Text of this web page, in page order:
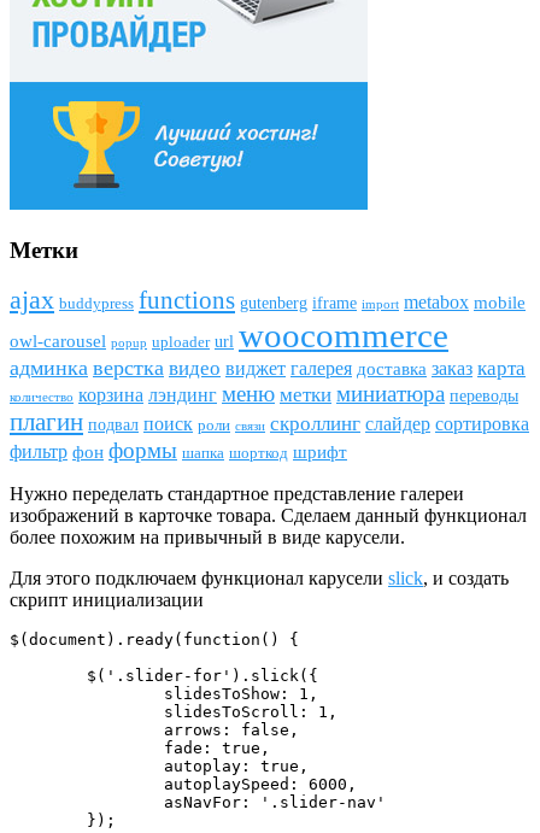
Метки
ajax buddypress funсtions gutenberg iframe import metabox mobile
owl-carousel popup uploader url woocommerce
админка верстка видео виджет галерея доставка заказ карта
количество корзина лэндинг меню метки миниатюра переводы
плагин подвал поиск роли связи скроллинг слайдер сортировка
фильтр фон формы шапка шорткод шрифт
Нужно переделать стандартное представление галереи
изображений в карточке товара. Сделаем данный функционал
более похожим на привычный в виде карусели.
Для этого подключаем функционал карусели slick, и создать
скрипт инициализации
$(document).ready(function() {